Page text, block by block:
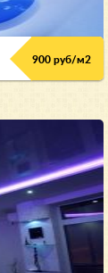
900 руб/м2